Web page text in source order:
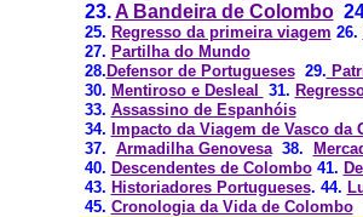
23.A Bandeira de Colombo
25. Regresso da primeira viagem 26.
27. Partilha do Mundo
28. Defensor de Portugueses29.
30. Mentiroso e Desleal 31. R
33. Assassino de Espanhóis
34. Impacto da Viagem de Vasco da
37. Armadilha Genovesa 38.
40. Descendentes de Colombo41.
43. Historiadores Portugueses. 44.
45. Cronologia da Vida de Colombo